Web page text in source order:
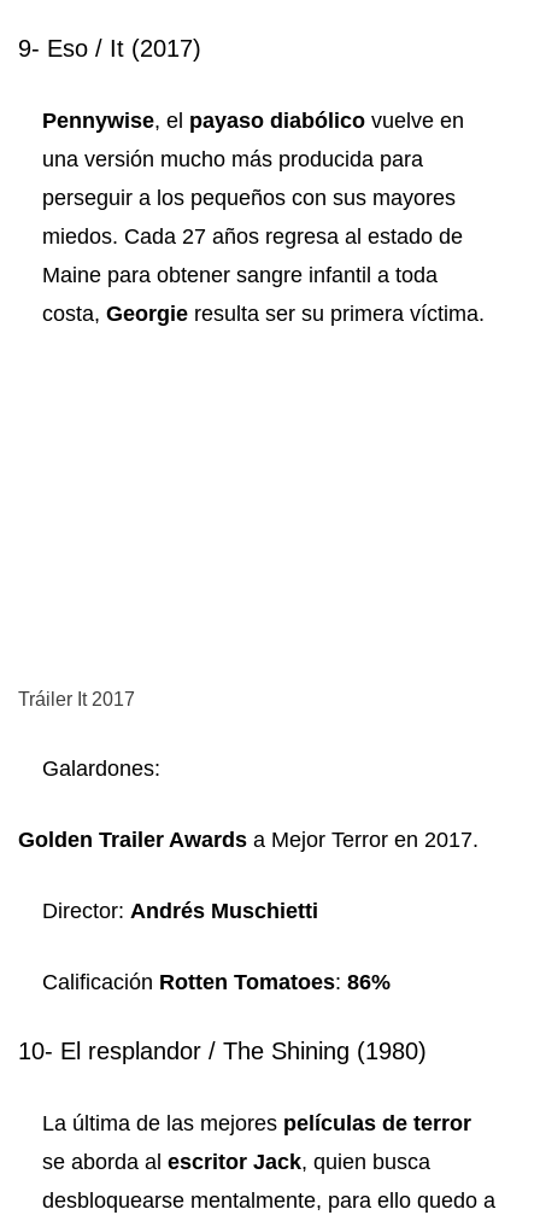
9- Eso / It (2017)
Pennywise, el payaso diabólico vuelve en
una versión mucho más producida para
perseguir a los pequeños con sus mayores
miedos. Cada 27 años regresa al estado de
Maine para obtener sangre infantil a toda
costa, Georgie resulta ser su primera víctima.
Tráiler It 2017
Galardones:
Golden Trailer Awards a Mejor Terror en 2017.
Director: Andrés Muschietti
Calificación Rotten Tomatoes: 86%
10- El resplandor / The Shining (1980)
La última de las mejores películas de terror
se aborda al escritor Jack, quien busca
desbloquearse mentalmente, para ello quedo a